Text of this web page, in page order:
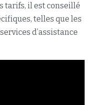
tarifs, il est conseillé
telles que les
d’assistance